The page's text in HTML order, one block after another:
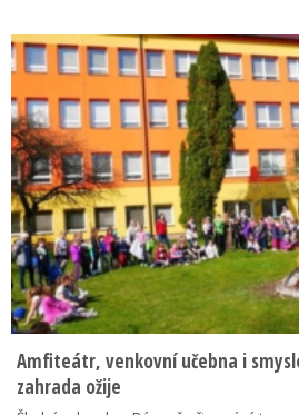
Amfiteátr, venkovní učebna i
zahrada ožije